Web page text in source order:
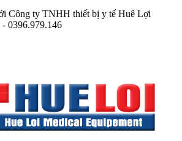
Công ty TNHH thiết bị y tế Huê Lợi
0396.979.146